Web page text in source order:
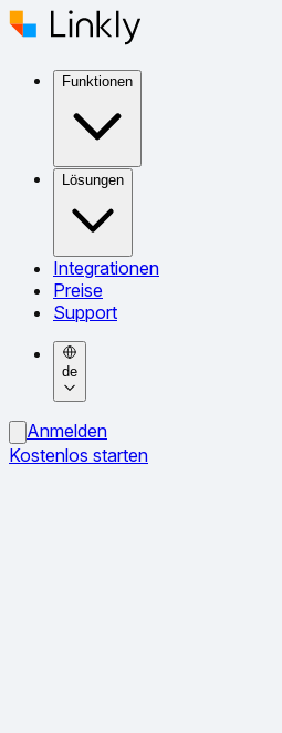
Funktionen
Lösungen
Integrationen
Preise
Support
de
Anmelden
Kostenlos starten